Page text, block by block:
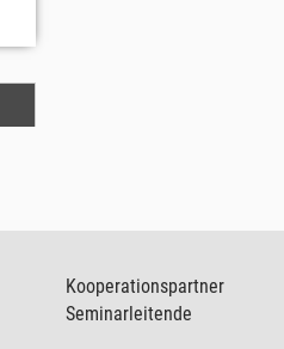
Kooperationspartner
Seminarleitende